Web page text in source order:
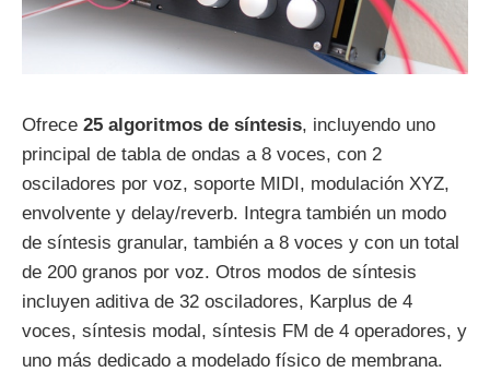
Ofrece 25 algoritmos de síntesis, incluyendo uno
principal de tabla de ondas a 8 voces, con 2
osciladores por voz, soporte MIDI, modulación XYZ,
envolvente y delay/reverb. Integra también un modo
de síntesis granular, también a 8 voces y con un total
de 200 granos por voz. Otros modos de síntesis
incluyen aditiva de 32 osciladores, Karplus de 4
voces, síntesis modal, síntesis FM de 4 operadores, y
uno más dedicado a modelado físico de membrana.